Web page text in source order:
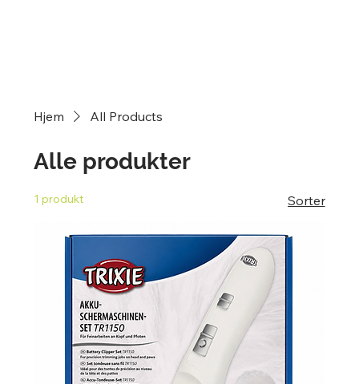
Hjem All Products
Alle produkter
1 produkt Sorter